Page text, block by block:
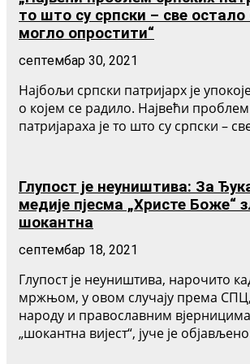
то што су српски – све
могло опростити“
септембар 30, 2021
Најбољи српски патријарх је
о којем се радило. Највећи
патријараха је то што су српски –
Глупост је неуништива: За
медије пјесма „Христе Боже“
шокантна
септембар 18, 2021
Глупост је неуништива, нарочито
мржњом, у овом случају према
народу и православним
„шокантна вијест“, јуче је објављено